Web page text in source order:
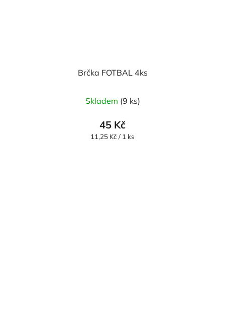
Brčka FOTBAL 4ks
Skladem (9 ks)
45 Kč
Měrná
11,25 Kč / 1 ks